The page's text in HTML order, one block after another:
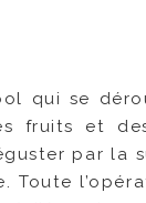
qui se
fruits et
par la